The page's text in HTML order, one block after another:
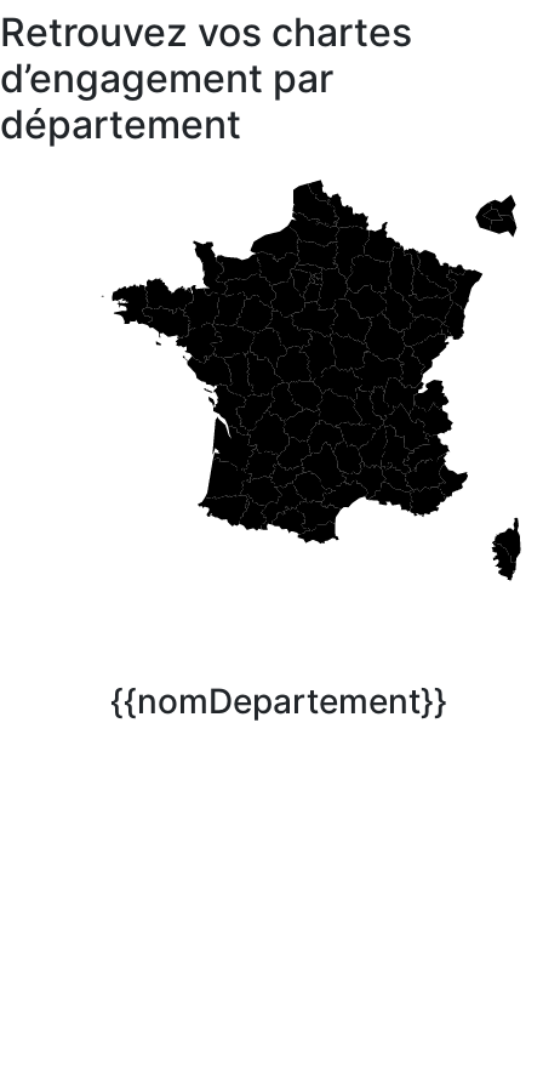
Retrouvez vos chartes
d’engagement par
département
{{nomDepartement}}